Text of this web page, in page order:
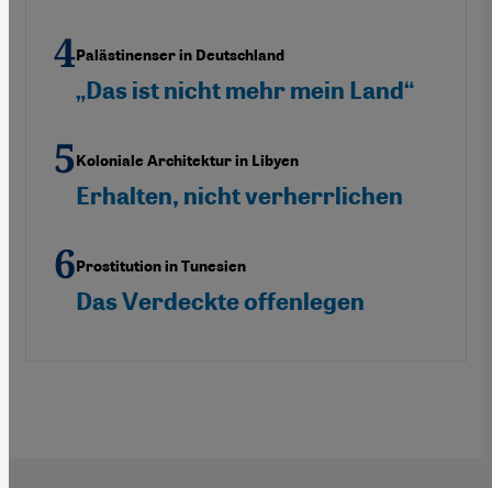
Palästinenser in Deutschland
„Das ist nicht mehr mein Land“
Koloniale Architektur in Libyen
Erhalten, nicht verherrlichen
Prostitution in Tunesien
Das Verdeckte offenlegen